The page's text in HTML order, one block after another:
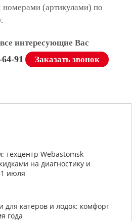
номерами (артикулами) по
интересующие Вас
91 Заказать звонок
техцентр Webastomsk
на диагностику и
июля
для катеров и лодок: комфорт
года